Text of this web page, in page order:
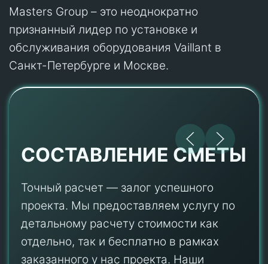
Masters Group – это неоднократно
признанный лидер по установке и
обслуживания оборудования Vaillant в
Санкт-Петербурге и Москве.
СОСТАВЛЕНИЕ СМЕТЫ
Точный расчет — залог успешного
проекта. Мы предоставляем услугу по
детальному расчету стоимости как
отдельно, так и бесплатно в рамках
заказанного у нас проекта. Наши